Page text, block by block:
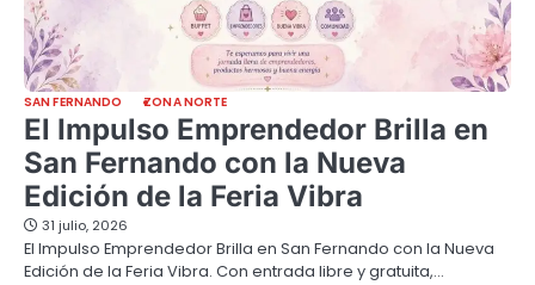
SAN FERNANDO ZONA NORTE
El Impulso Emprendedor Brilla en
San Fernando con la Nueva
Edición de la Feria Vibra
31 julio, 2026
El Impulso Emprendedor Brilla en San Fernando con la Nueva
Edición de la Feria Vibra. Con entrada libre y gratuita,…